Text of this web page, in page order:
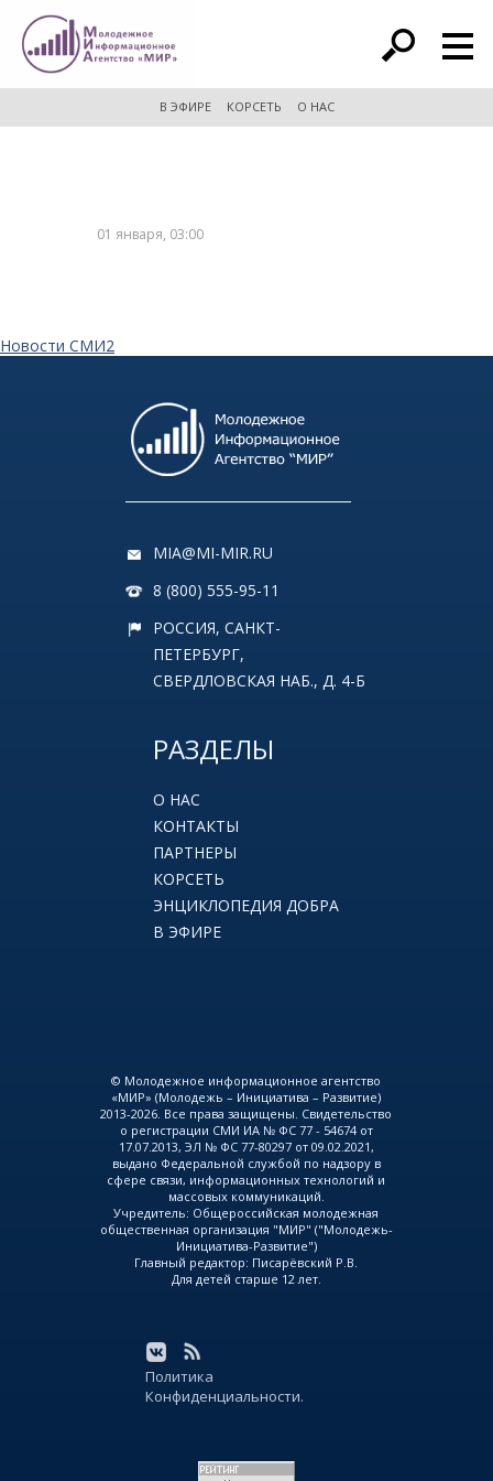
расширенный поиск
В ЭФИРЕ КОРСЕТЬ О НАС
01 января, 03:00
Новости СМИ2
MIA@MI-MIR.RU
8 (800) 555-95-11
РОССИЯ, САНКТ-
ПЕТЕРБУРГ,
СВЕРДЛОВСКАЯ НАБ., Д. 4-Б
РАЗДЕЛЫ
О НАС
КОНТАКТЫ
ПАРТНЕРЫ
КОРСЕТЬ
ЭНЦИКЛОПЕДИЯ ДОБРА
В ЭФИРЕ
© Молодежное информационное агентство
«МИР» (Молодежь – Инициатива – Развитие)
2013-2026. Все права защищены. Свидетельство
о регистрации СМИ ИА № ФС 77 - 54674 от
17.07.2013, ЭЛ № ФС 77-80297 от 09.02.2021,
выдано Федеральной службой по надзору в
сфере связи, информационных технологий и
массовых коммуникаций.
Учредитель: Общероссийская молодежная
общественная организация "МИР" ("Молодежь-
Инициатива-Развитие")
Главный редактор: Писарёвский Р.В.
Для детей старше 12 лет.
Политика
Конфиденциальности.